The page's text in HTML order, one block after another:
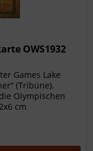
OWS1932
Games Lake
(Tribüne).
Olympischen
cm